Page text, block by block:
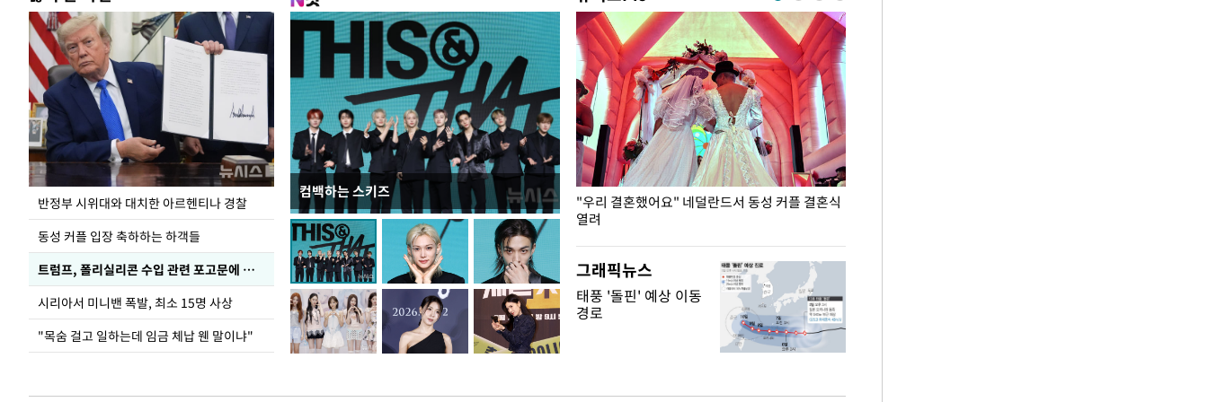
반정부 시위대와 대치한 아르헨티나 경찰
동성 커플 입장 축하하는 하객들
트럼프, 폴리실리콘 수입 관련 포고문에 서명
시리아서 미니밴 폭발, 최소 15명 사상
"목숨 걸고 일하는데 임금 체납 웬 말이냐"
컴백하는 스키즈
입추 코앞인데 전국엔 찜통 더위
"우리 결혼했어요" 네덜란드서 동성 커플 결혼식
열려
그래픽뉴스
태풍 '돌핀' 예상 이동
경로